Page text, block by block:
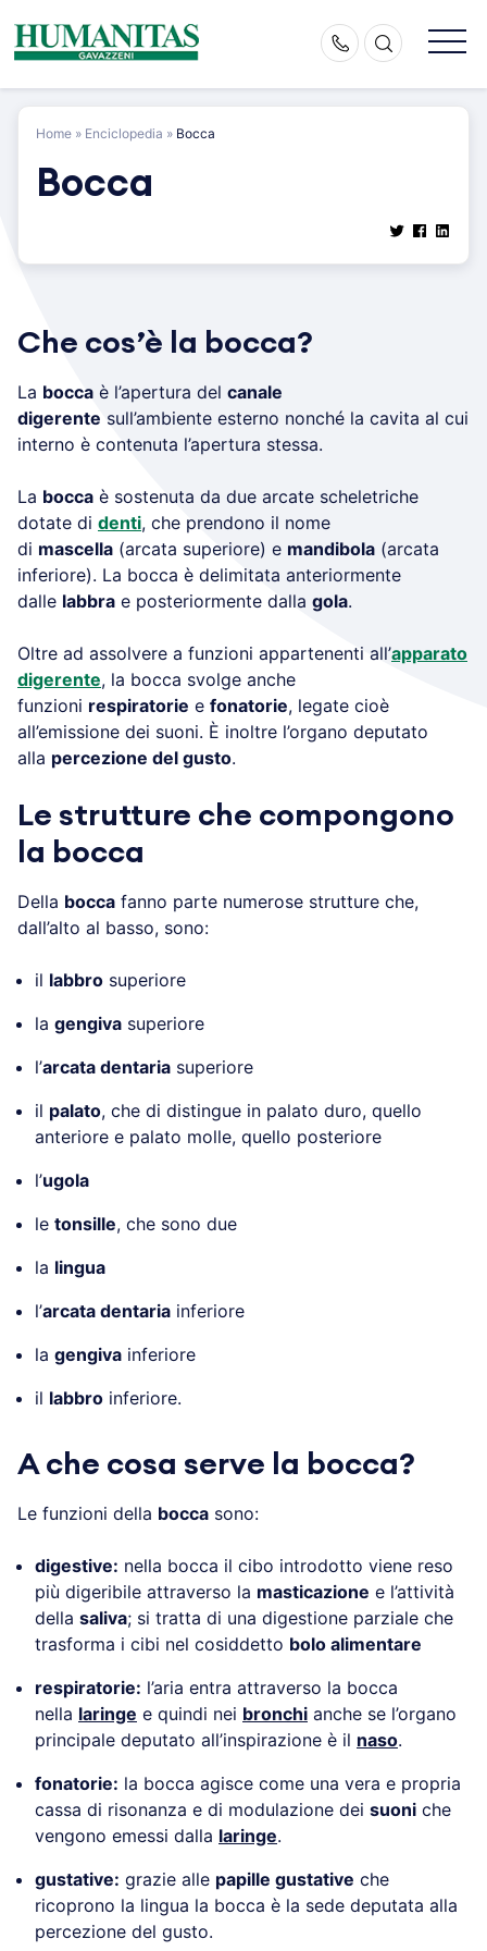
content
Home » Enciclopedia » Bocca
Bocca
Che cos’è la bocca?
La bocca è l’apertura del canale
digerente sull’ambiente esterno nonché la cavita al cui
interno è contenuta l’apertura stessa.
La bocca è sostenuta da due arcate scheletriche
dotate di denti, che prendono il nome
di mascella (arcata superiore) e mandibola (arcata
inferiore). La bocca è delimitata anteriormente
dalle labbra e posteriormente dalla gola.
Oltre ad assolvere a funzioni appartenenti all’apparato
digerente, la bocca svolge anche
funzioni respiratorie e fonatorie, legate cioè
all’emissione dei suoni. È inoltre l’organo deputato
alla percezione del gusto.
Le strutture che compongono
la bocca
Della bocca fanno parte numerose strutture che,
dall’alto al basso, sono:
il labbro superiore
la gengiva superiore
l’arcata dentaria superiore
il palato, che di distingue in palato duro, quello
anteriore e palato molle, quello posteriore
l’ugola
le tonsille, che sono due
la lingua
l’arcata dentaria inferiore
la gengiva inferiore
il labbro inferiore.
A che cosa serve la bocca?
Le funzioni della bocca sono:
digestive: nella bocca il cibo introdotto viene reso
più digeribile attraverso la masticazione e l’attività
della saliva; si tratta di una digestione parziale che
trasforma i cibi nel cosiddetto bolo alimentare
respiratorie: l’aria entra attraverso la bocca
nella laringe e quindi nei bronchi anche se l’organo
principale deputato all’inspirazione è il naso.
fonatorie: la bocca agisce come una vera e propria
cassa di risonanza e di modulazione dei suoni che
vengono emessi dalla laringe.
gustative: grazie alle papille gustative che
ricoprono la lingua la bocca è la sede deputata alla
percezione del gusto.